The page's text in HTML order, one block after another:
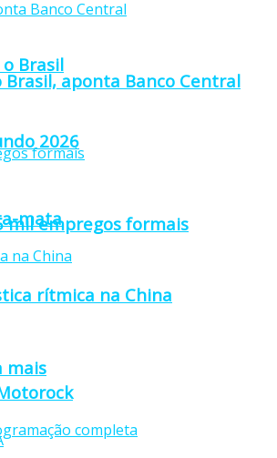
aponta Banco Central
mil empregos formais
mais
Brasil
2026
mata
rítmica na China